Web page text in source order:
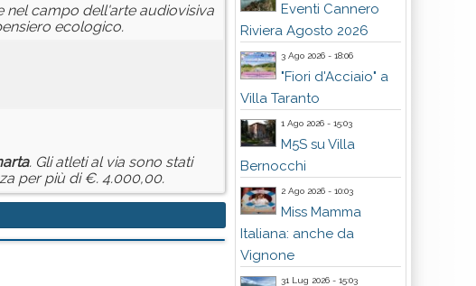
nel campo dell'arte audiovisiva
ecologico.
. Gli atleti al via sono stati
per più di €. 4.000,00.
Eventi Cannero
Riviera Agosto 2026
3 Ago 2026 - 18:06
"Fiori d'Acciaio" a
Villa Taranto
1 Ago 2026 - 15:03
M5S su Villa
Bernocchi
2 Ago 2026 - 10:03
Miss Mamma
Italiana: anche da
Vignone
31 Lug 2026 - 15:03